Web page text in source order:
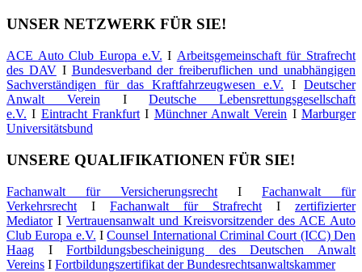
UNSER NETZWERK FÜR SIE!
ACE Auto Club Europa e.V. I Arbeitsgemeinschaft für Strafrecht
des DAVI Bundesverband der freiberuflichen und unabhängigen
Sachverständigen für das Kraftfahrzeugwesen e.V. I Deutscher
Anwalt Verein IDeutsche Lebensrettungsgesellschaft
e.V. I Eintracht Frankfurt I Münchner Anwalt Verein IMarburger
Universitätsbund
UNSERE QUALIFIKATIONEN FÜR SIE!
Fachanwalt für Versicherungsrecht I Fachanwalt für
Verkehrsrecht I Fachanwalt für Strafrecht I zertifizierter
MediatorI Vertrauensanwalt und Kreisvorsitzender des ACE Auto
Club Europa e.V. ICounsel International Criminal Court (ICC) Den
Haag IFortbildungsbescheinigung des Deutschen Anwalt
Vereins I Fortbildungszertifikat der Bundesrechtsanwaltskammer